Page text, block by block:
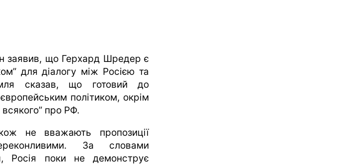
заявив, що Герхард Шредер є
для діалогу між Росією та
сказав, що готовий до
політиком, окрім
всякого” про РФ.
не вважають пропозиції
За словами
Росія поки не демонструє